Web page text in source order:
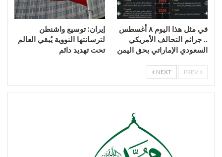
في مثل هذا اليوم ٨ أغسطس
.. جرائم التحالف الأمريكي
السعودي الإماراتي بحق اليمن
إيران: توسيع واشنطن
لترسانتها النووية يُبقي العالم
تحت تهديد دائم
NEXT